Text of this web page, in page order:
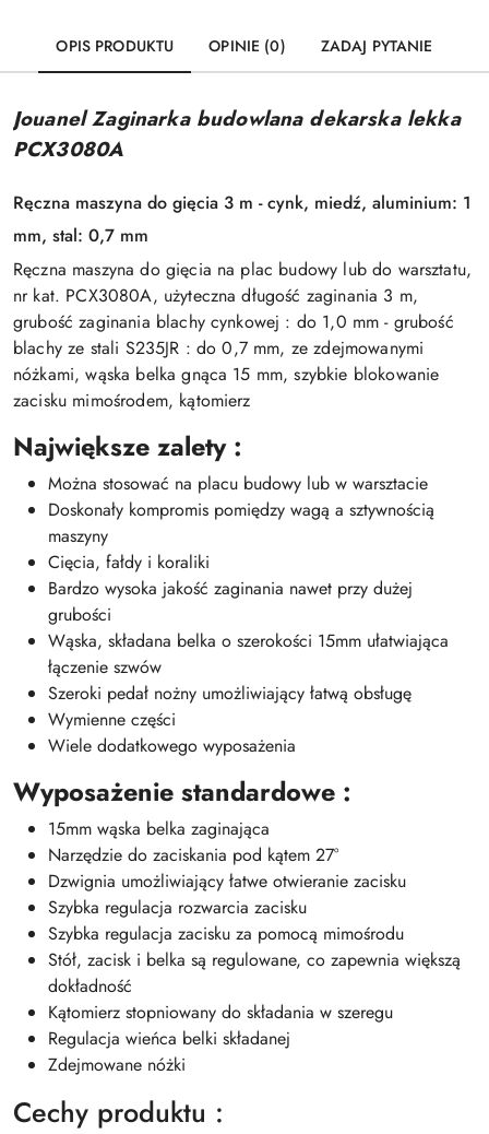
OPIS PRODUKTU OPINIE (0) ZADAJ PYTANIE
Jouanel Zaginarka budowlana dekarska lekka
PCX3080A
Ręczna maszyna do gięcia 3 m - cynk, miedź, aluminium: 1
mm, stal: 0,7 mm
Ręczna maszyna do gięcia na plac budowy lub do warsztatu,
nr kat. PCX3080A, użyteczna długość zaginania 3 m,
grubość zaginania blachy cynkowej : do 1,0 mm - grubość
blachy ze stali S235JR : do 0,7 mm, ze zdejmowanymi
nóżkami, wąska belka gnąca 15 mm, szybkie blokowanie
zacisku mimośrodem, kątomierz
Największe zalety :
Można stosować na placu budowy lub w warsztacie
Doskonały kompromis pomiędzy wagą a sztywnością
maszyny
Cięcia, fałdy i koraliki
Bardzo wysoka jakość zaginania nawet przy dużej
grubości
Wąska, składana belka o szerokości 15mm ułatwiająca
łączenie szwów
Szeroki pedał nożny umożliwiający łatwą obsługę
Wymienne części
Wiele dodatkowego wyposażenia
Wyposażenie standardowe :
15mm wąska belka zaginająca
Narzędzie do zaciskania pod kątem 27°
Dzwignia umożliwiający łatwe otwieranie zacisku
Szybka regulacja rozwarcia zacisku
Szybka regulacja zacisku za pomocą mimośrodu
Stół, zacisk i belka są regulowane, co zapewnia większą
dokładność
Kątomierz stopniowany do składania w szeregu
Regulacja wieńca belki składanej
Zdejmowane nóżki
Cechy produktu :